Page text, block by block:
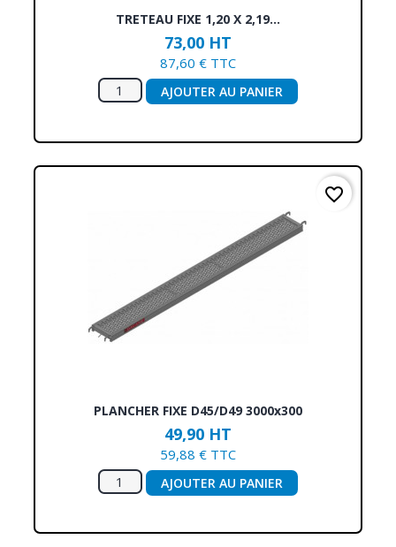
TRETEAU FIXE 1,20 X 2,19...
73,00 HT
87,60 € TTC
AJOUTER AU PANIER
PLANCHER FIXE D45/D49 3000x300
49,90 HT
59,88 € TTC
AJOUTER AU PANIER
favorite_border